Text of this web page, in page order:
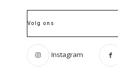
Volg ons
Instagram